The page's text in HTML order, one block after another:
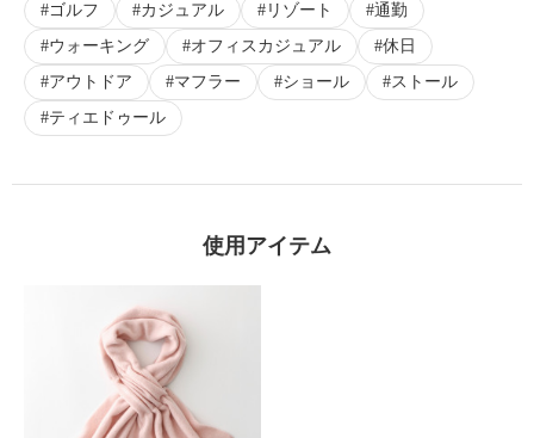
ゴルフ
カジュアル リゾート
通勤
ウォーキング
オフィスカジュアル
休日
アウトドア
マフラー ショール
ストール
ティエドゥール
使用アイテム